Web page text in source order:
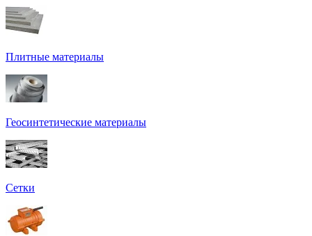
Плитные материалы
Геосинтетические материалы
Сетки